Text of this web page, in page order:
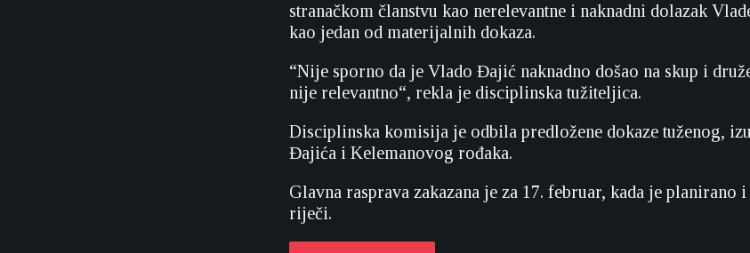
stranačkom članstvu kao nerelevantne i naknadni dolazak
kao jedan od materijalnih dokaza.
“Nije sporno da je Vlado Đajić naknadno došao na skup i
nije relevantno“, rekla je disciplinska tužiteljica.
Disciplinska komisija je odbila predložene dokaze tuženog,
Đajića i Kelemanovog rođaka.
Glavna rasprava zakazana je za 17. februar, kada je planirano
riječi.